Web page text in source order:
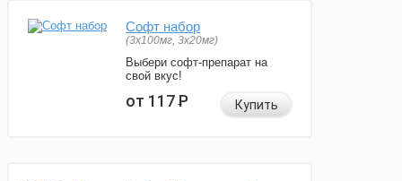
Софт набор
(3x100мг, 3x20мг)
Выбери софт-препарат на
свой вкус!
от 117Р Купить